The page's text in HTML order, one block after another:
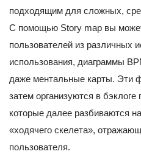
подходящим для сложных,
С помощью Story map вы
пользователей из различных
использования, диаграммы
даже ментальные карты. Эти
затем организуются в
которые далее разбиваются
«ходячего скелета»,
пользователя.